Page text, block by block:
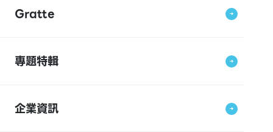
Gratte
專題特輯
企業資訊